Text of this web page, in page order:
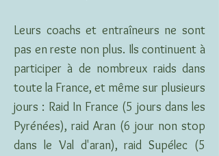
Leurs coachs et entraîneurs ne sont
pas en reste non plus. Ils continuent à
participer à de nombreux raids dans
toute la France, et même sur plusieurs
jours : Raid In France (5 jours dans les
Pyrénées), raid Aran (6 jour non stop
dans le Val d'aran), raid Supélec (5